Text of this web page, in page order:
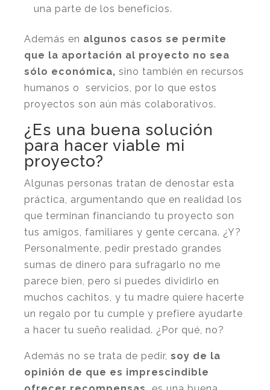
una parte de los beneficios.
Además en algunos casos se permite
que la aportación al proyecto no sea
sólo económica, sino también en recursos
humanos o servicios, por lo que estos
proyectos son aún más colaborativos.
¿Es una buena solución
para hacer viable mi
proyecto?
Algunas personas tratan de denostar esta
práctica, argumentando que en realidad los
que terminan financiando tu proyecto son
tus amigos, familiares y gente cercana. ¿Y?
Personalmente, pedir prestado grandes
sumas de dinero para sufragarlo no me
parece bien, pero si puedes dividirlo en
muchos cachitos, y tu madre quiere hacerte
un regalo por tu cumple y prefiere ayudarte
a hacer tu sueño realidad. ¿Por qué, no?
Además no se trata de pedir, soy de la
opinión de que es imprescindible